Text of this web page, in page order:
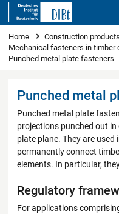
You are here
Home Construction
Mechanical fasteners in timber
Punched metal plate fasteners
Punched metal
Punched metal plate
projections punched out
plate plane. They are
permanently connect
elements. In particular,
Regulatory
For applications